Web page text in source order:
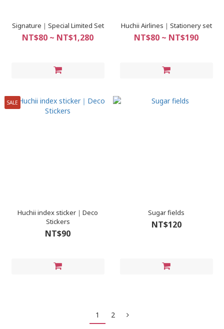
Signature｜Special Limited Set
NT$80 ~ NT$1,280
Huchii Airlines｜Stationery set
NT$80 ~ NT$190
SALE
Huchii index sticker｜Deco
Stickers
NT$90
Sugar fields
NT$120
1 2